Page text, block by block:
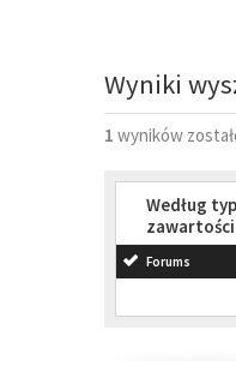
Wyniki
1 wyników
Według
zawartości
Forums